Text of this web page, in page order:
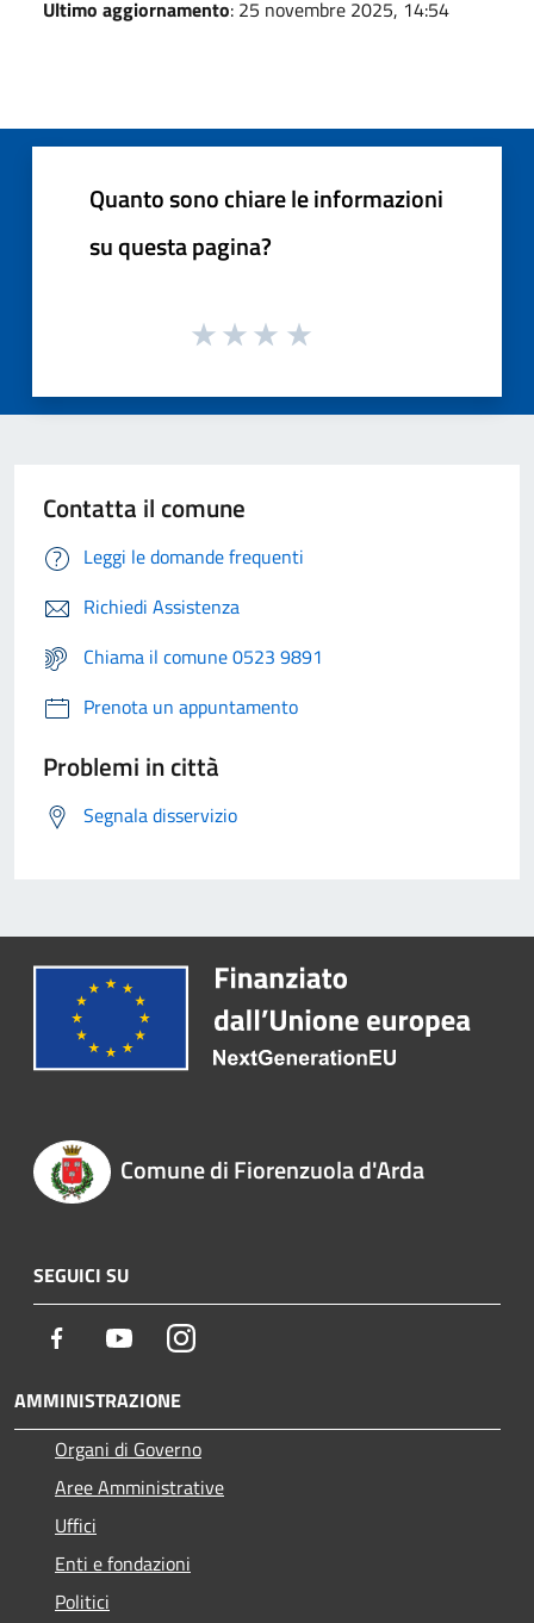
Ultimo aggiornamento: 25 novembre 2025, 14:54
Quanto sono chiare le informazioni
su questa pagina?
Contatta il comune
Leggi le domande frequenti
Richiedi Assistenza
Chiama il comune 0523 9891
Prenota un appuntamento
Problemi in città
Segnala disservizio
Comune di Fiorenzuola d'Arda
SEGUICI SU
Facebook YoutubeInstagram
AMMINISTRAZIONE
Organi di Governo
Aree Amministrative
Uffici
Enti e fondazioni
Politici